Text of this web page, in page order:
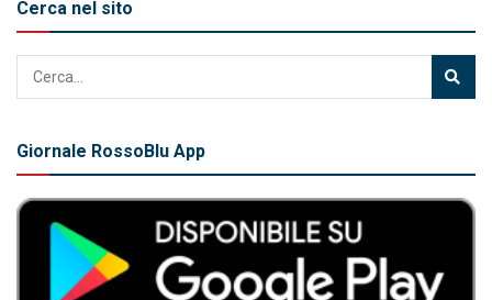
Cerca nel sito
Giornale RossoBlu App